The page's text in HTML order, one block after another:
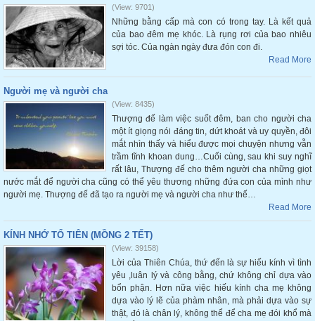
(View: 9701)
Những bằng cấp mà con có trong tay. Là kết quả
của bao đêm mẹ khóc. Là rụng rơi của bao nhiêu
sợi tóc. Của ngàn ngày đưa đón con đi.
Read More
Người mẹ và người cha
(View: 8435)
Thượng đế làm việc suốt đêm, ban cho người cha
một ít giọng nói đáng tin, dứt khoát và uy quyền, đôi
mắt nhìn thấy và hiểu được mọi chuyện nhưng vẫn
trầm tĩnh khoan dung…Cuối cùng, sau khi suy nghĩ
rất lâu, Thượng đế cho thêm người cha những giọt
nước mắt để người cha cũng có thể yêu thương những đứa con của mình như
người mẹ. Thượng đế đã tạo ra người mẹ và người cha như thế…
Read More
KÍNH NHỚ TỔ TIÊN (MỒNG 2 TẾT)
(View: 39158)
Lời của Thiên Chúa, thứ đến là sự hiếu kính vì tình
yêu ,luân lý và công bằng, chứ không chỉ dựa vào
bổn phận. Hơn nữa việc hiếu kính cha mẹ không
dựa vào lý lẽ của phàm nhân, mà phải dựa vào sự
thật, đó là chân lý, không thể để cha mẹ đói khổ mà